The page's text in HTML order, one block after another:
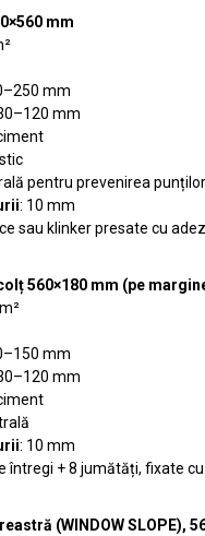
mm
mm
mm
pentru prevenirea
: 10 mm
sau klinker presate cu
560×180 mm (pe
mm
mm
: 10 mm
întregi + 8 jumătăți, fixate
(WINDOW SLOPE),